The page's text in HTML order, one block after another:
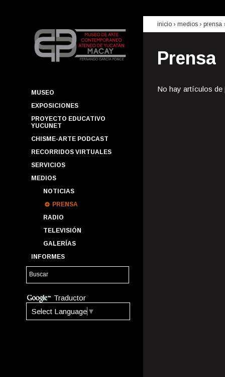
MUSEO
EXPOSICIONES
PROYECTO EDUCATIVO
YUCUNET
CHISME-ARTE PODCAST
RECORRIDOS VIRTUALES
SERVICIOS
MEDIOS
NOTICIAS
PRENSA
RADIO
TELEVISIÓN
GALERÍAS
INFORMES
Traductor
Select Language ▼
inicio › medios › prensa
Prensa
No hay artículos de